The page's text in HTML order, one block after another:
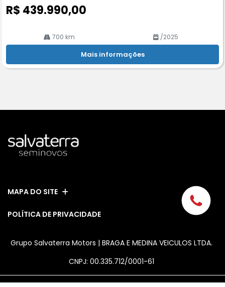
R$ 439.990,00
700 km /2025
Mais informações
MAPA DO SITE
POLÍTICA DE PRIVACIDADE
Grupo Salvaterra Motors | BRAGA E MEDINA VEICULOS LTDA.
CNPJ: 00.335.712/0001-61